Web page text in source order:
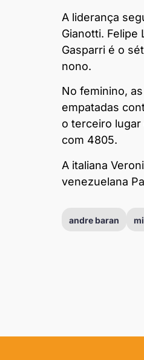
A liderança
Gianotti.
Gasparri é o
nono.
No feminino,
empatadas
o terceiro lugar
com 4805.
A italiana
venezuelana
andre baran